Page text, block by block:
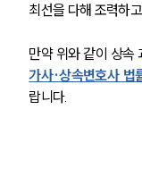
최선을 다해 조력하
만약 위와 같이 상속
가사·상속변호사 법
랍니다.